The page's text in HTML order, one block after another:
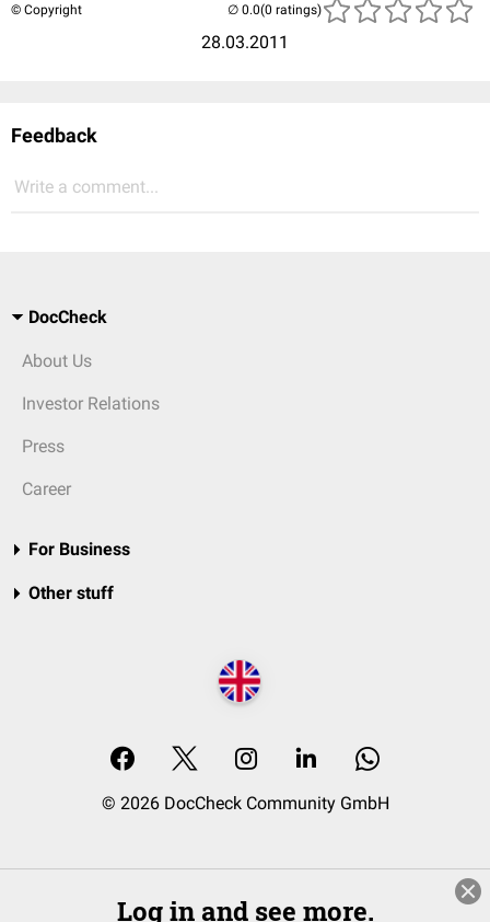
© Copyright
28.03.2011
(0 ratings)
Feedback
Write a comment...
DocCheck
About Us
Investor Relations
Press
Career
For Business
Other stuff
© 2026 DocCheck Community GmbH
Log in and see more.